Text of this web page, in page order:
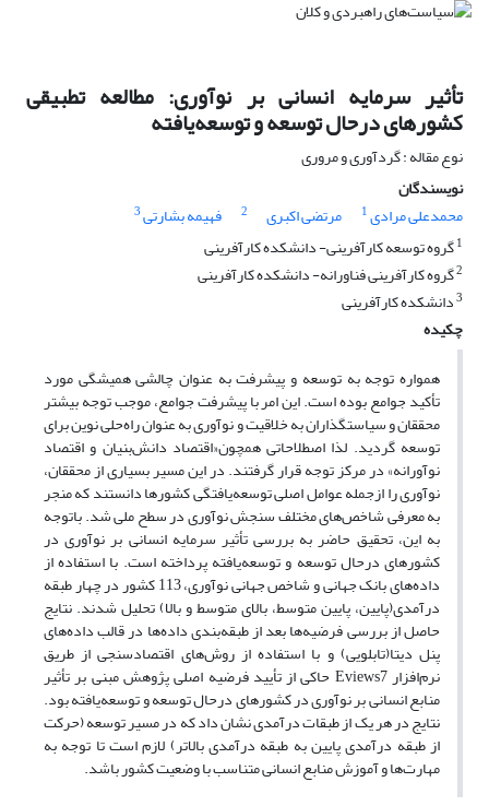
تأثیر سرمایه‌ انسانی بر نوآوری: مطالعه تطبیقی
کشورهای درحال توسعه و توسعه‌یافته
نوع مقاله : گردآوری و مروری
نویسندگان
محمدعلی مرادی1 مرتضی اکبری 2 فهیمه بشارتی3
1گروه توسعه کارآفرینی- دانشکده کارآفرینی
2گروه کارآفرینی فناورانه- دانشکده کارآفرینی
3دانشکده کارآفرینی
چکیده
همواره توجه به توسعه و پیشرفت به عنوان چالشی همیشگی مورد
تأکید جوامع بوده است. این امر با پیشرفت جوامع، موجب توجه بیشتر
محققان و سیاستگذاران به خلاقیت و نوآوری به عنوان راه‌حلی نوین برای
توسعه گردید. لذا اصطلاحاتی همچون«اقتصاد دانش‌بنیان و اقتصاد
نوآورانه» در مرکز توجه قرار گرفتند. در این مسیر بسیاری از محققان،
نوآوری را ازجمله عوامل اصلی توسعه‌یافتگی کشورها دانستند که منجر
به معرفی شاخص‌های مختلف سنجش نوآوری در سطح ملی شد. باتوجه
به این، تحقیق حاضر به بررسی تأثیر سرمایه‌ انسانی بر نوآوری در
کشورهای درحال توسعه و توسعه‌یافته پرداخته است. با استفاده از
داده‌های بانک جهانی و شاخص جهانی نوآوری، 113 کشور در چهار طبقه
درآمدی(پایین، پایین متوسط، بالای متوسط و بالا) تحلیل شدند. نتایج
حاصل از بررسی فرضیه‌ها بعد از طبقه‌بندی داده‌ها در قالب داده‌های
پنل دیتا(تابلویی) و با استفاده از روش‌های اقتصادسنجی از طریق
نرم‌افزار Eviews7 حاکی از تأیید فرضیه اصلی پژوهش مبنی بر تأثیر
منابع انسانی بر نوآوری در کشورهای درحال توسعه و توسعه‌یافته بود.
نتایج در هر یک از طبقات درآمدی نشان داد که در مسیر توسعه (حرکت
از طبقه درآمدی پایین به طبقه درآمدی بالاتر) لازم است تا توجه به
مهارت‌ها و آموزش منابع انسانی متناسب با وضعیت کشور باشد.